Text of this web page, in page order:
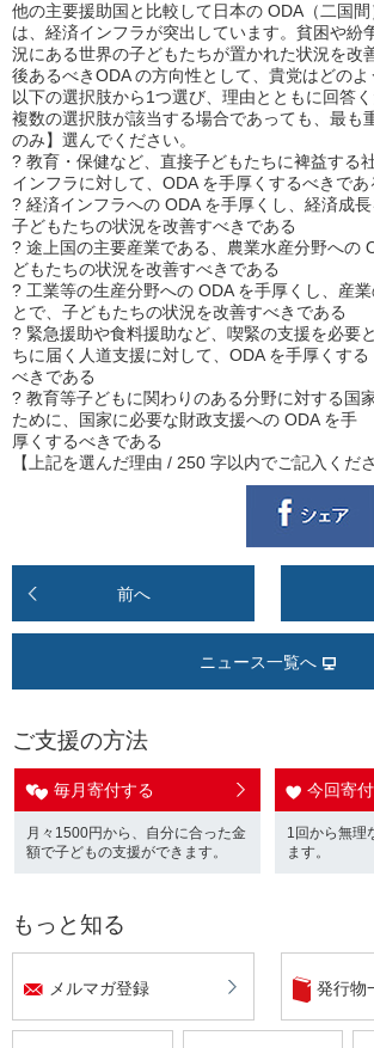
他の主要援助国と比較して日本の ODA（二国
は、経済インフラが突出しています。貧困や紛
況にある世界の子どもたちが置かれた状況を改
後あるべきODA の方向性として、貴党はどの
以下の選択肢から1つ選び、理由とともに回答く
複数の選択肢が該当する場合であっても、最も
のみ】選んでください。
? 教育・保健など、直接子どもたちに裨益する
インフラに対して、ODA を手厚くするべきであ
? 経済インフラへの ODA を手厚くし、経済成長
子どもたちの状況を改善すべきである
? 途上国の主要産業である、農業水産分野への
どもたちの状況を改善すべきである
? 工業等の生産分野への ODA を手厚くし、産
とで、子どもたちの状況を改善すべきである
? 緊急援助や食料援助など、喫緊の支援を必要
ちに届く人道支援に対して、ODA を手厚くする
べきである
? 教育等子どもに関わりのある分野に対する国
ために、国家に必要な財政支援への ODA を手
厚くするべきである
【上記を選んだ理由 / 250 字以内でご記入くださ
前へ
ニュース一覧へ
ご支援の方法
毎月寄付する
月々1500円から、自分に合った金
額で子どもの支援ができます。
今回寄
1回から無理
ます。
もっと知る
メルマガ登録 発行物